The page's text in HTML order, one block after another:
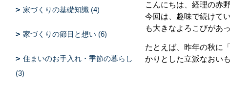
こんにちは、経理の赤野
今回は、趣味で続けて
も大きなよろこびがあ
たとえば、昨年の秋に
かりとした立派なおい
家づくりの基礎知識 (4)
家づくりの節目と想い (6)
住まいのお手入れ・季節の暮らし
(3)